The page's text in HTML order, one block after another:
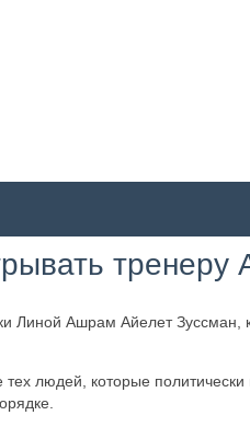
Линой Ашрам Айелет Зуссман,
людей, которые